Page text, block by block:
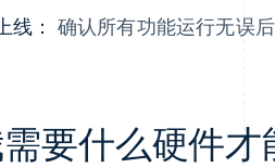
线： 确认所有功能运行无误
要什么硬件才